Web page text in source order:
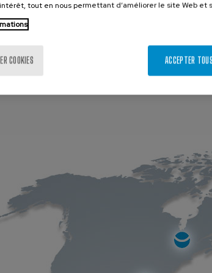
et acquis une expertise
États-Unis. De plus,
(Pâte et papier, minière,
et des réservoirs,
hydrauliques
murales et de
tout en nous permettant d’améliorer le site Web et
COOKIES ACCEPTER TOUS